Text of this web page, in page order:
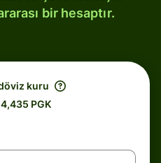
bir hesaptır.
kuru
4,435 PGK